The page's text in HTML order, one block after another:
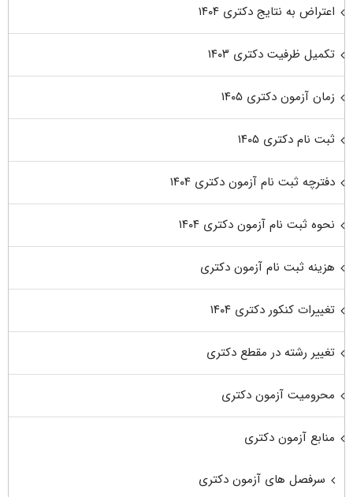
اعتراض به نتایج دکتری ۱۴۰۴
تکمیل ظرفیت دکتری ۱۴۰۳
زمان آزمون دکتری ۱۴۰۵
ثبت نام دکتری ۱۴۰۵
دفترچه ثبت نام آزمون دکتری ۱۴۰۴
نحوه ثبت نام آزمون دکتری ۱۴۰۴
هزینه ثبت نام آزمون دکتری
تغییرات کنکور دکتری ۱۴۰۴
تغییر رشته در مقطع دکتری
محرومیت آزمون دکتری
منابع آزمون دکتری
سرفصل های آزمون دکتری